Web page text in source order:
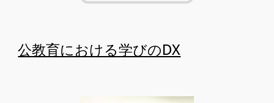
公教育における学びのDX